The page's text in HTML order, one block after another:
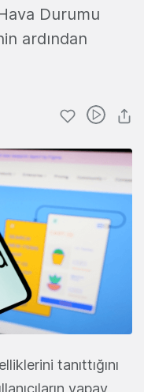
Durumu
ardından
tanıttığını
yapay